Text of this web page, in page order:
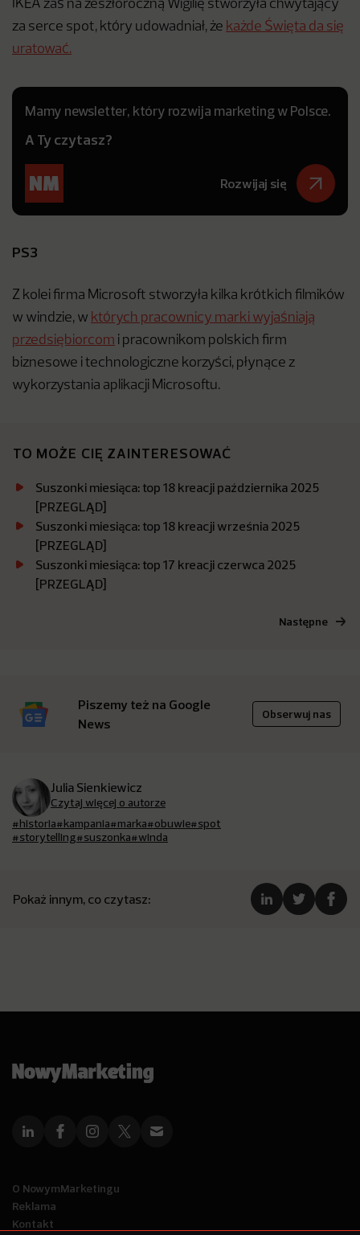
IKEA zaś na zeszłoroczną Wigilię stworzyła chwytający
za serce spot, który udowadniał, że każde Święta da się
uratować.
Mamy newsletter, który rozwija marketing w Polsce.
A Ty czytasz?
Rozwijaj się
PS3
Z kolei firma Microsoft stworzyła kilka krótkich filmików
w windzie, w których pracownicy marki wyjaśniają
przedsiębiorcom i pracownikom polskich firm
biznesowe i technologiczne korzyści, płynące z
wykorzystania aplikacji Microsoftu.
TO MOŻE CIĘ ZAINTERESOWAĆ
Suszonki miesiąca: top 18 kreacji października 2025
[PRZEGLĄD]
Suszonki miesiąca: top 18 kreacji września 2025
[PRZEGLĄD]
Suszonki miesiąca: top 17 kreacji czerwca 2025
[PRZEGLĄD]
Następne
Piszemy też na Google
News
Obserwuj nas
Julia Sienkiewicz
Czytaj więcej o autorze
#historia#kampania#marka#obuwie#spot
#storytelling#suszonka#winda
Pokaż innym, co czytasz:
O NowymMarketingu
Reklama
Kontakt